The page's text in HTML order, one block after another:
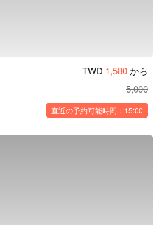
TWD 1,580から
5,000
直近の予約可能時間：15:00